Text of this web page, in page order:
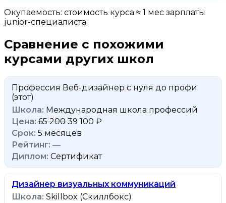
Окупаемость: стоимость курса ≈ 1 мес зарплаты
junior-специалиста.
Сравнение с похожими
курсами других школ
Профессия Веб-дизайнер с нуля до профи
(этот)
Международная школа профессий
65 200 39 100 ₽
5 месяцев
—
Сертификат
Дизайнер визуальных коммуникаций
Skillbox (Скиллбокс)